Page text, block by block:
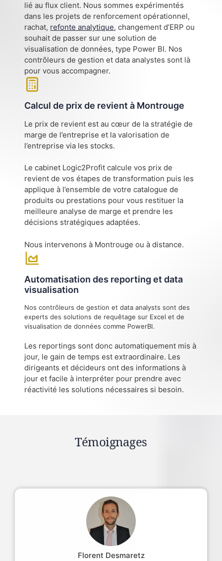
lié au flux client. Nous sommes expérimentés
dans les projets de renforcement opérationnel,
rachat, refonte analytique, changement d’ERP ou
souhait de passer sur une solution de
visualisation de données, type Power BI. Nos
contrôleurs de gestion et data analystes sont là
pour vous accompagner.
Calcul de prix de revient à Montrouge
Le prix de revient est au cœur de la stratégie de
marge de l’entreprise et la valorisation de
l’entreprise via les stocks.
Le cabinet Logic2Profit calcule vos prix de
revient de vos étapes de transformation puis les
applique à l’ensemble de votre catalogue de
produits ou prestations pour vous restituer la
meilleure analyse de marge et prendre les
décisions stratégiques adaptées.
Nous intervenons à Montrouge ou à distance.
Automatisation des reporting et data
visualisation
Nos contrôleurs de gestion et data analysts sont des
experts des solutions de requêtage sur Excel et de
visualisation de données comme PowerBI.
Les reportings sont donc automatiquement mis à
jour, le gain de temps est extraordinaire. Les
dirigeants et décideurs ont des informations à
jour et facile à interpréter pour prendre avec
réactivité les solutions nécessaires si besoin.
Témoignages
Florent Desmaretz